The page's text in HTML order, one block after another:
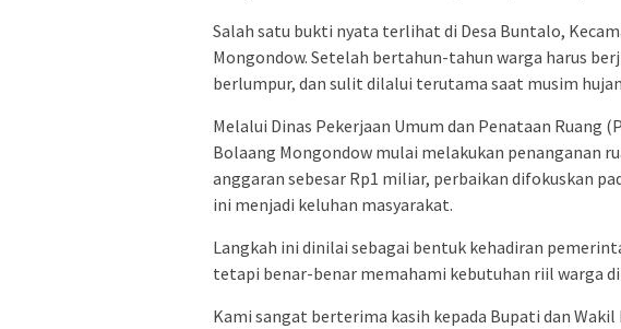
Salah satu bukti nyata terlihat di Desa Buntalo,
Mongondow. Setelah bertahun-tahun warga harus
berlumpur, dan sulit dilalui terutama saat musim
Melalui Dinas Pekerjaan Umum dan Penataan Ruang
Bolaang Mongondow mulai melakukan penanganan
anggaran sebesar Rp1 miliar, perbaikan difokuskan
ini menjadi keluhan masyarakat.
Langkah ini dinilai sebagai bentuk kehadiran
tetapi benar-benar memahami kebutuhan riil warga
Kami sangat berterima kasih kepada Bupati dan